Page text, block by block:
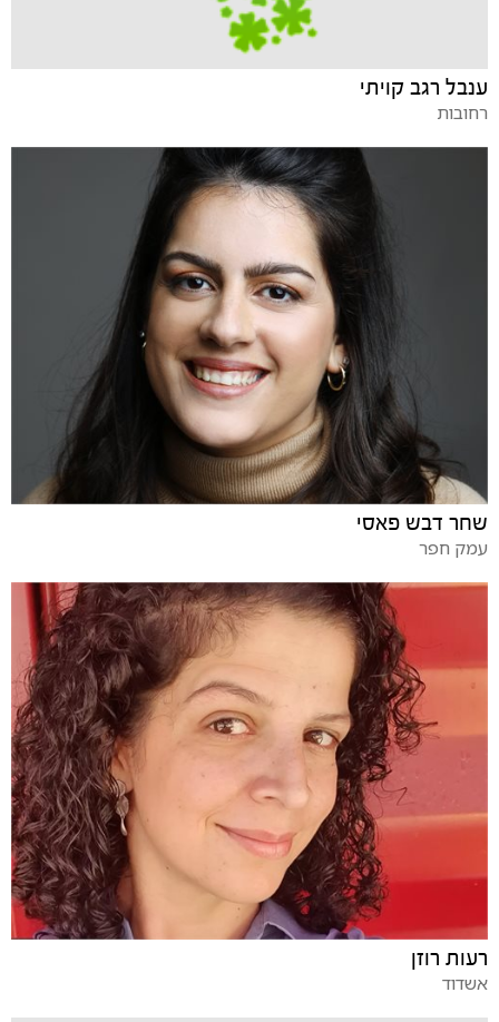
ענבל רגב קויתי
רחובות
שחר דבש פאסי
עמק חפר
רעות רוזן
אשדוד